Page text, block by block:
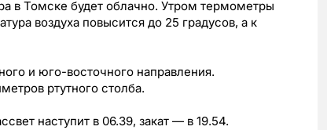
в Томске будет облачно. Утром термометры
воздуха повысится до 25 градусов, а к
и юго-восточного направления.
ртутного столба.
наступит в 06.39, закат — в 19.54.